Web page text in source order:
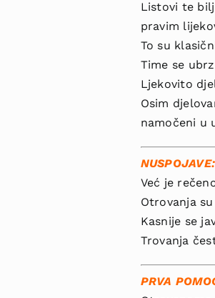
Listovi te
pravim
To su
Time se
Ljekovito
Osim
namočeni u
NUSPOJAVE:
Već je
Otrovanja
Kasnije se
Trovanja
PRVA